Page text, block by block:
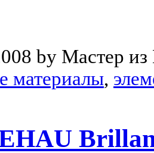
by Мастер
материалы,